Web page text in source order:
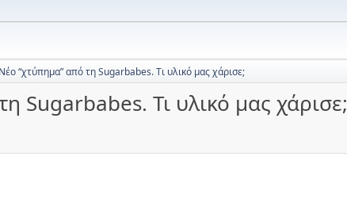
“χτύπημα” από τη Sugarbabes. Τι υλικό μας χάρισε;
Sugarbabes. Τι υλικό μας χάρισε;